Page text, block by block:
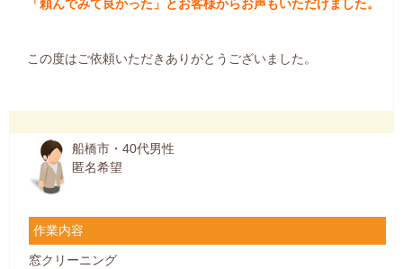
「頼んでみて良かった」とお客様からお声もいただけました。
この度はご依頼いただきありがとうございました。
船橋市・40代男性
匿名希望
作業内容
窓クリーニング